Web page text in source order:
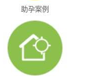
助孕案例